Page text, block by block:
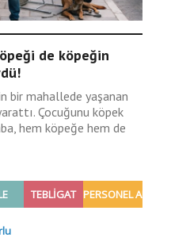
de köpeğin
bir mahallede yaşanan
Çocuğunu köpek
hem köpeğe hem de